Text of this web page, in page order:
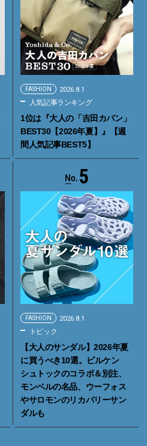
FASHION 2026.8.1
人気記事ランキング
1位は『大人の「吉田カバン」
BEST30【2026年夏】』【週
間人気記事BEST5】
5
FASHION 2026.8.1
トピック
【大人のサンダル】2026年夏
に買うべき10選。ビルケン
シュトックのコラボ＆別注、
モンベルの名品、ウーフォス
やサロモンのリカバリーサン
ダルも